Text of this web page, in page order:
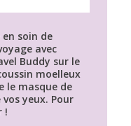
soin de
avec
Buddy sur le
moelleux
le masque de
yeux. Pour
!